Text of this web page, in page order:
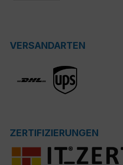
VERSANDARTEN
ZERTIFIZIERUNGEN